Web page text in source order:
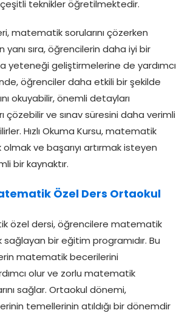
çeşitli teknikler öğretilmektedir.
matematik sorularını çözerken
yanı sıra, öğrencilerin daha iyi bir
yeteneği geliştirmelerine de yardımcı
öğrenciler daha etkili bir şekilde
okuyabilir, önemli detayları
çözebilir ve sınav süresini daha verimli
Hızlı Okuma Kursu, matematik
ve başarıyı artırmak isteyen
bir kaynaktır.
Özel Ders Ortaokul
özel dersi, öğrencilere matematik
sağlayan bir eğitim programıdır. Bu
matematik becerilerini
olur ve zorlu matematik
sağlar. Ortaokul dönemi,
temellerinin atıldığı bir dönemdir